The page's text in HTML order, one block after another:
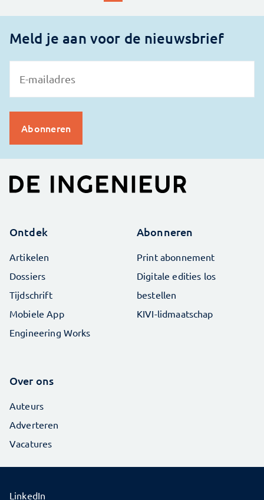
Meld je aan voor de nieuwsbrief
Ontdek
Artikelen
Dossiers
Tijdschrift
Mobiele App
Engineering Works
Abonneren
Print abonnement
Digitale edities los
bestellen
KIVI-lidmaatschap
Over ons
Auteurs
Adverteren
Vacatures
LinkedIn